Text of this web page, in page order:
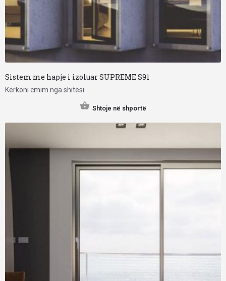
Sistem me hapje i izoluar SUPREME S91
Kërkoni cmim nga shitësi
Shtoje në shportë